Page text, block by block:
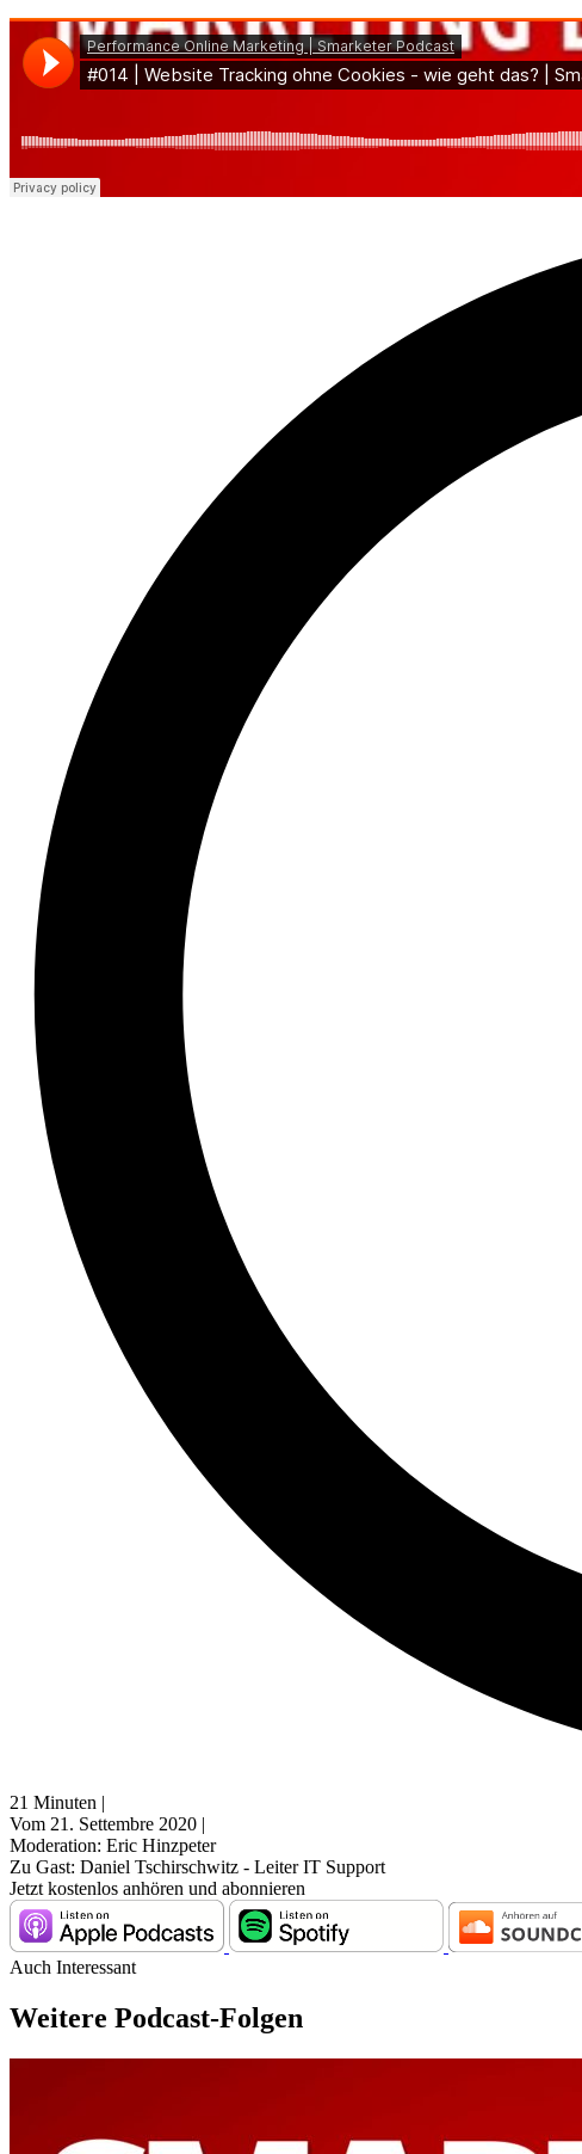
21 Minuten |
Vom 21. Settembre 2020 |
Moderation: Eric Hinzpeter
Zu Gast: Daniel Tschirschwitz - Leiter IT Support
Jetzt kostenlos anhören und abonnieren
Auch Interessant
Weitere Podcast-Folgen